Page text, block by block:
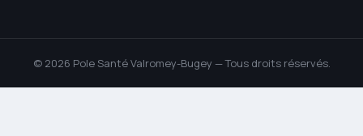
© 2026 Pole Santé Valromey-Bugey — Tous droits réservés.